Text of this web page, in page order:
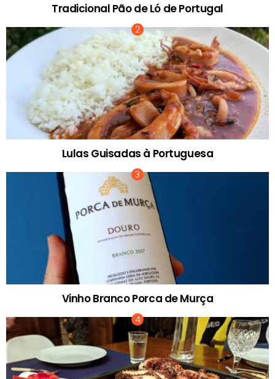
Tradicional Pão de Ló de Portugal
Lulas Guisadas à Portuguesa
Vinho Branco Porca de Murça